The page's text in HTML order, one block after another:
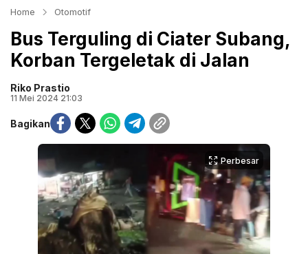
Home Otomotif
Bus Terguling di Ciater Subang,
Korban Tergeletak di Jalan
Riko Prastio
11 Mei 2024 21:03
Bagikan
Perbesar